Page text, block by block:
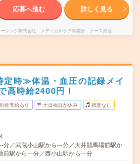
応募へ進む 詳しく見る
ーシング株式会社 メディカルケア事業部 ナース派遣
時≫体温・血圧の記録メイ
高時給2400円！
途支給あり 土日祝日が休み 残業なし
分／武蔵小山駅から---分／大井競馬場前駅か
前駅から---分／西小山駅から---分